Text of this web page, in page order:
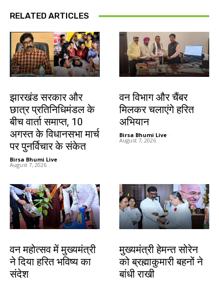
RELATED ARTICLES
झारखंड सरकार और
छात्र प्रतिनिधिमंडल के
बीच वार्ता समाप्त, 10
अगस्त के विधानसभा मार्च
पर पुनर्विचार के संकेत
Birsa Bhumi Live -
August 7, 2026
वन विभाग और चैंबर
मिलकर चलाएंगे हरित
अभियान
Birsa Bhumi Live -
August 7, 2026
वन महोत्सव में मुख्यमंत्री
ने दिया हरित भविष्य का
संदेश
मुख्यमंत्री हेमन्त सोरेन
को ब्रह्माकुमारी बहनों ने
बांधी राखी